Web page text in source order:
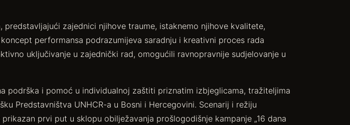
zajednici njihove traume, istaknemo njihove kvalitete,
performansa podrazumijeva saradnju i kreativni proces rada
uključivanje u zajednički rad, omogućili ravnopravnije sudjelovanje u
podrška i pomoć u individualnoj zaštiti priznatim izbjeglicama, tražiteljima
Predstavništva UNHCR-a u Bosni i Hercegovini. Scenarij i režiju
prvi put u sklopu obilježavanja prošlogodišnje kampanje „16 dana